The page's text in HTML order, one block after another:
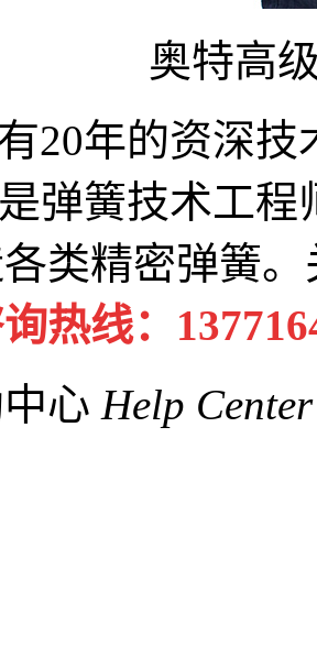
奥特高
20年的资深
弹簧技术工
类精密弹簧
热线：
心 Help Center